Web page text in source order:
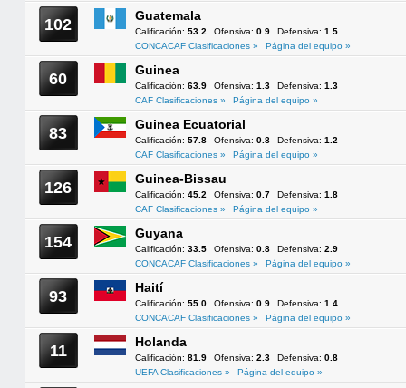
102 Guatemala
Calificación: 53.2 Ofensiva: 0.9 Defensiva: 1.5
CONCACAF Clasificaciones »
Página del equipo »
60 Guinea
Calificación: 63.9 Ofensiva: 1.3 Defensiva: 1.3
CAF Clasificaciones »
Página del equipo »
83 Guinea Ecuatorial
Calificación: 57.8 Ofensiva: 0.8 Defensiva: 1.2
CAF Clasificaciones »
Página del equipo »
126 Guinea-Bissau
Calificación: 45.2 Ofensiva: 0.7 Defensiva: 1.8
CAF Clasificaciones »
Página del equipo »
154 Guyana
Calificación: 33.5 Ofensiva: 0.8 Defensiva: 2.9
CONCACAF Clasificaciones »
Página del equipo »
93 Haití
Calificación: 55.0 Ofensiva: 0.9 Defensiva: 1.4
CONCACAF Clasificaciones »
Página del equipo »
11 Holanda
Calificación: 81.9 Ofensiva: 2.3 Defensiva: 0.8
UEFA Clasificaciones »
Página del equipo »